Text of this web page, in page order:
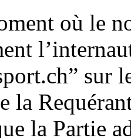
où le
sur
la
la Partie